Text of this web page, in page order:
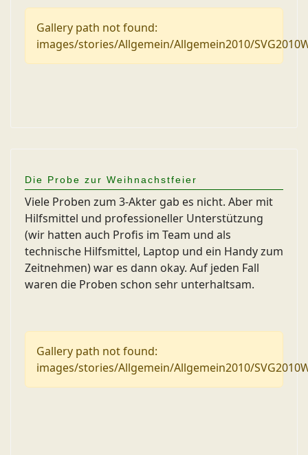
Gallery path not found:
images/stories/Allgemein/Allgemein2010/
Die Probe zur Weihnachstfeier
Viele Proben zum 3-Akter gab es nicht. Aber mit
Hilfsmittel und professioneller Unterstützung
(wir hatten auch Profis im Team und als
technische Hilfsmittel, Laptop und ein Handy zum
Zeitnehmen) war es dann okay. Auf jeden Fall
waren die Proben schon sehr unterhaltsam.
Gallery path not found:
images/stories/Allgemein/Allgemein2010/